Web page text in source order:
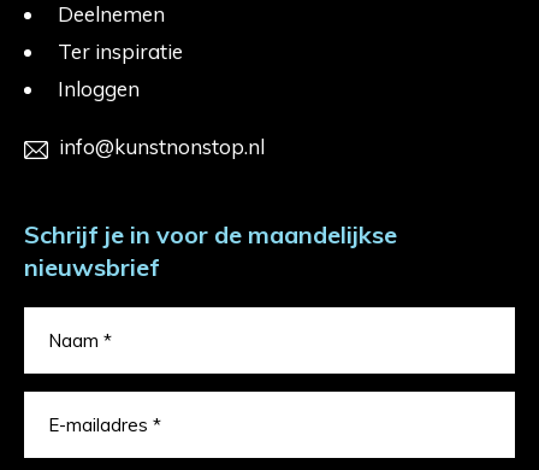
Deelnemen
Ter inspiratie
Inloggen
info@kunstnonstop.nl
Schrijf je in voor de maandelijkse
nieuwsbrief